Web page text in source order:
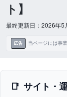
ト】
最終更新日：2026年5
広告 当ページには事
サイト・